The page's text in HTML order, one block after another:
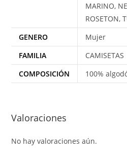
MARINO,
ROSETON,
GENERO
Mujer
FAMILIA
CAMISETAS
COMPOSICIÓN
100%
Valoraciones
No hay valoraciones aún.